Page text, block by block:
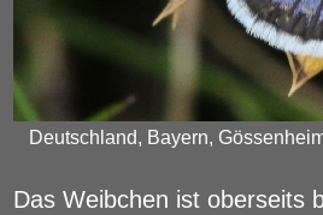
Deutschland, Bayern,
Das Weibchen ist oberseits